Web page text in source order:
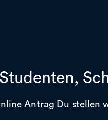
Antrag Du stellen